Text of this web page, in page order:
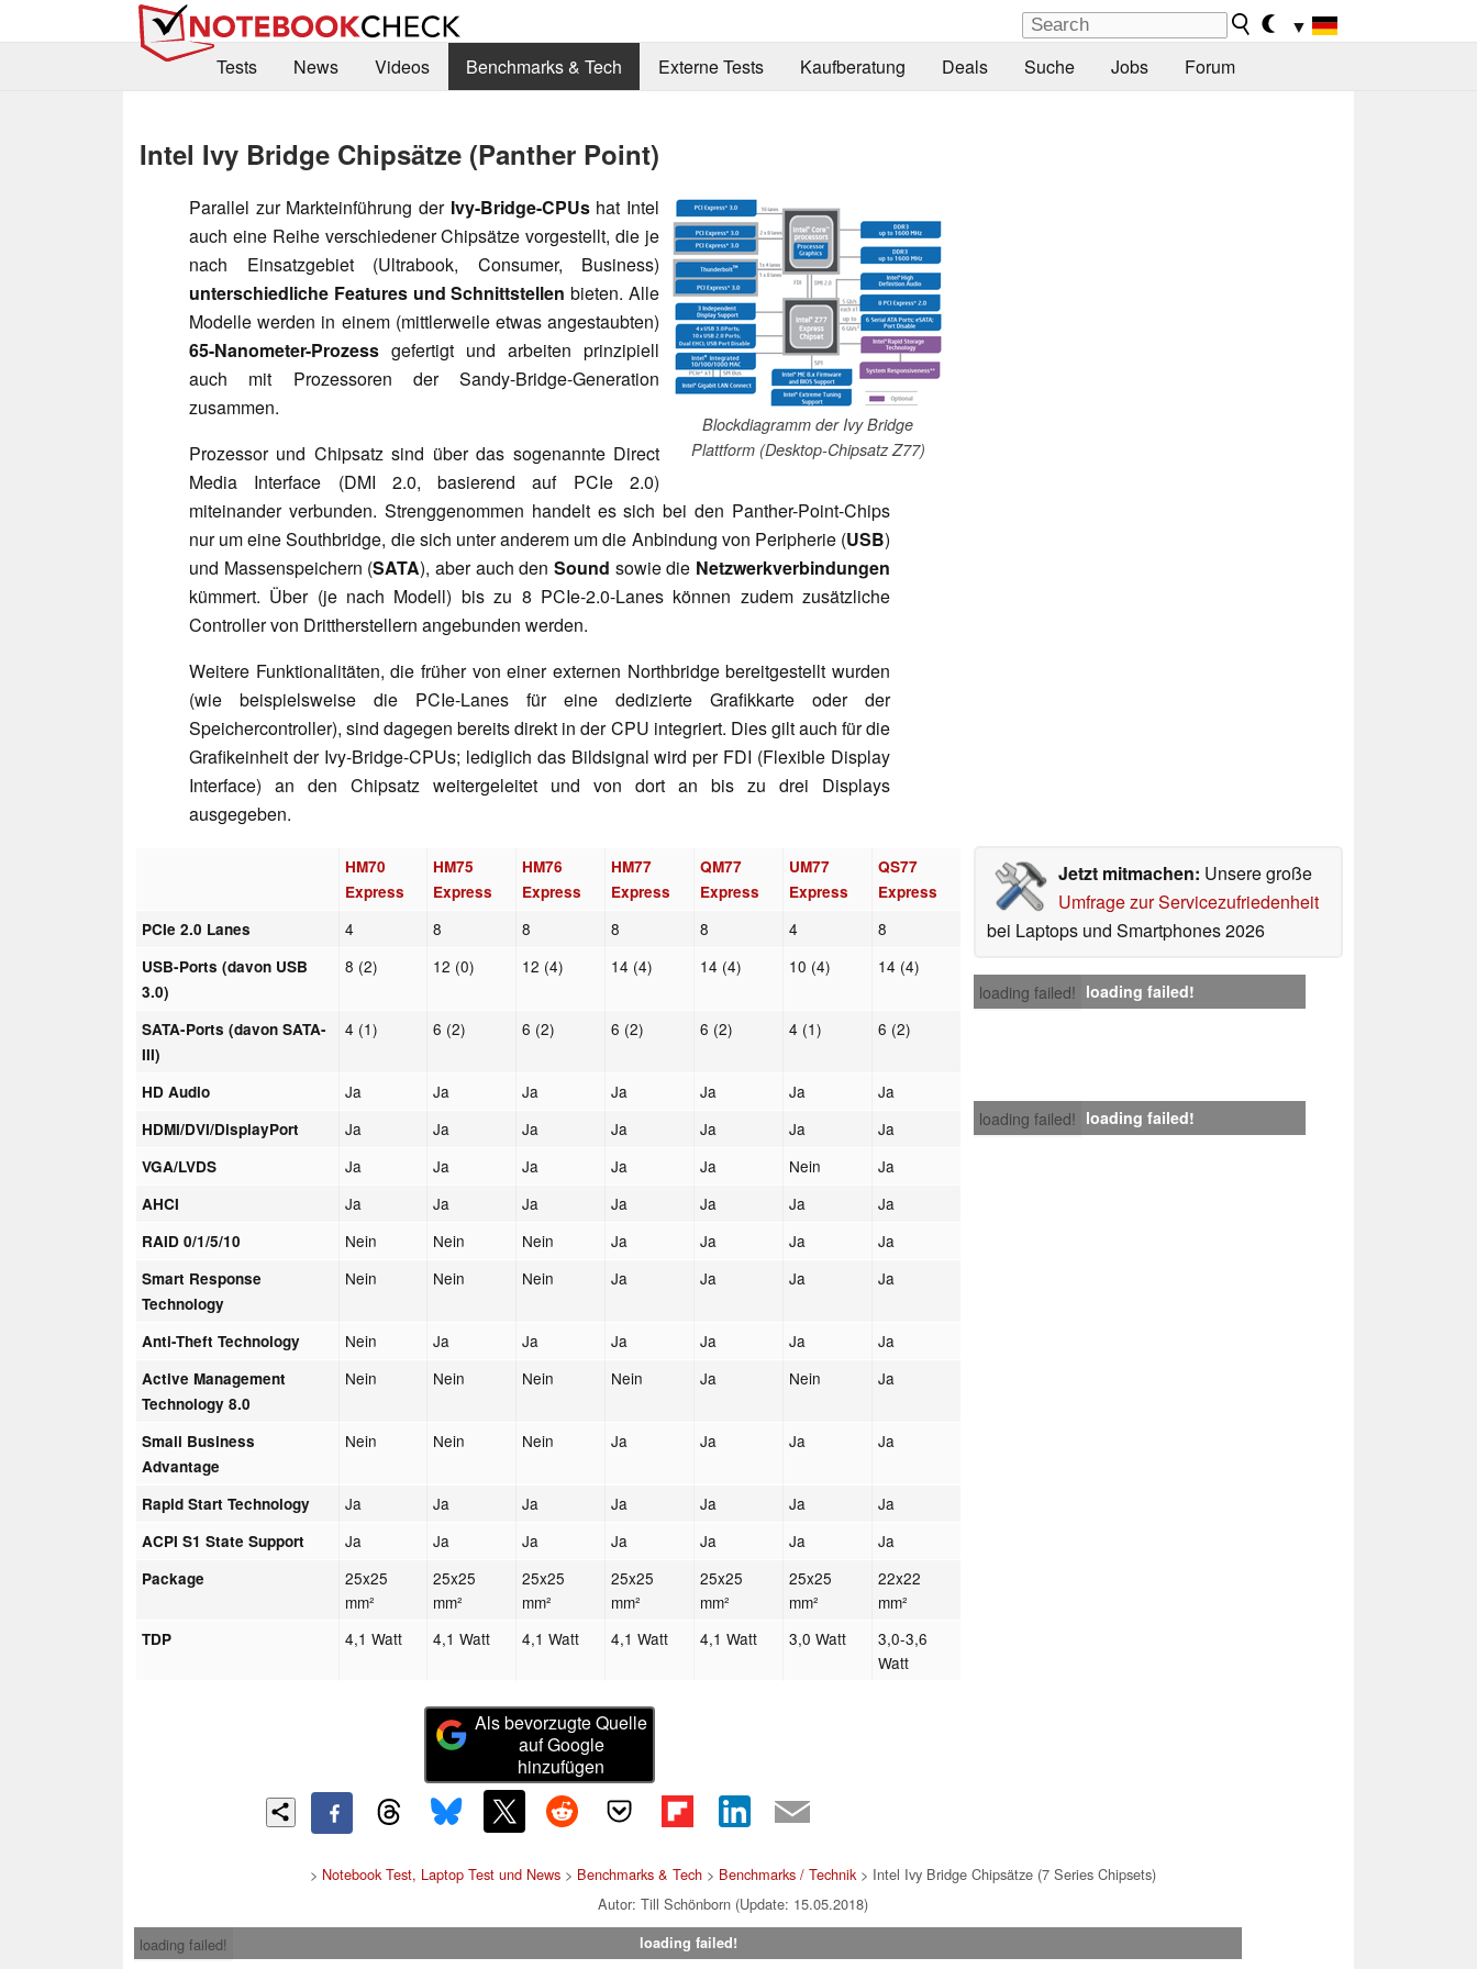
▼
Tests
News Videos Benchmarks & Tech Externe Tests Kaufberatung Deals Suche Jobs Forum
Intel Ivy Bridge Chipsätze (Panther Point)
Blockdiagramm der Ivy Bridge
Plattform (Desktop-Chipsatz Z77)
Parallel zur Markteinführung der Ivy-Bridge-CPUshat Intel
auch eine Reihe verschiedener Chipsätze vorgestellt, die je
nach Einsatzgebiet (Ultrabook, Consumer, Business)
unterschiedliche Features und Schnittstellen bieten. Alle
Modelle werden in einem (mittlerweile etwas angestaubten)
65-Nanometer-Prozess gefertigt und arbeiten prinzipiell
auch mit Prozessoren der Sandy-Bridge-Generation
zusammen.
Prozessor und Chipsatz sind über das sogenannte Direct
Media Interface (DMI 2.0, basierend auf PCIe 2.0)
miteinander verbunden. Strenggenommen handelt es sich bei den Panther-Point-Chips
nur um eine Southbridge, die sich unter anderem um die Anbindung von Peripherie (USB)
und Massenspeichern (SATA), aber auch denSound sowie die Netzwerkverbindungen
kümmert. Über (je nach Modell) bis zu 8 PCIe-2.0-Lanes können zudem zusätzliche
Controller von Drittherstellern angebunden werden.
Weitere Funktionalitäten, die früher von einer externen Northbridge bereitgestellt wurden
(wie beispielsweise die PCIe-Lanes für eine dedizierte Grafikkarte oder der
Speichercontroller), sind dagegen bereits direkt in der CPU integriert. Dies gilt auch für die
Grafikeinheit der Ivy-Bridge-CPUs; lediglich das Bildsignal wird per FDI (Flexible Display
Interface) an den Chipsatz weitergeleitet und von dort an bis zu drei Displays
ausgegeben.
Jetzt mitmachen: Unsere große
Umfrage zur Servicezufriedenheit
bei Laptops und Smartphones 2026
loading failed! loading failed!
loading failed! loading failed!
HM70
Express
HM75
Express
HM76
Express
HM77
Express
QM77
Express
UM77
Express
QS77
Express
PCIe 2.0 Lanes
4 8 8 8 8 4 8
USB-Ports (davon USB
3.0)
8 (2) 12 (0) 12 (4) 14 (4) 14 (4) 10 (4) 14 (4)
SATA-Ports (davon SATA-
III)
4 (1) 6 (2) 6 (2) 6 (2) 6 (2) 4 (1) 6 (2)
HD Audio Ja Ja Ja Ja Ja Ja Ja
HDMI/DVI/DisplayPort Ja Ja Ja Ja Ja Ja Ja
VGA/LVDS Ja Ja Ja Ja Ja Nein Ja
AHCI Ja Ja Ja Ja Ja Ja Ja
RAID 0/1/5/10 Nein Nein Nein Ja Ja Ja Ja
Smart Response
Technology
Nein Nein Nein Ja Ja Ja Ja
Anti-Theft Technology Nein Ja Ja Ja Ja Ja Ja
Active Management
Technology 8.0
Nein Nein Nein Nein Ja Nein Ja
Small Business
Advantage
Nein Nein Nein Ja Ja Ja Ja
Rapid Start Technology Ja Ja Ja Ja Ja Ja Ja
ACPI S1 State Support Ja Ja Ja Ja Ja Ja Ja
Package
25x25
mm²
25x25
mm²
25x25
mm²
25x25
mm²
25x25
mm²
25x25
mm²
22x22
mm²
TDP 4,1 Watt 4,1 Watt 4,1 Watt 4,1 Watt 4,1 Watt 3,0 Watt
3,0-3,6
Watt
Als bevorzugte Quelle
auf Google
hinzufügen
> Notebook Test, Laptop Test und News > Benchmarks & Tech > Benchmarks / Technik> Intel Ivy Bridge Chipsätze (7 Series Chipsets)
Autor: Till Schönborn (Update: 15.05.2018)
loading failed!
loading failed!